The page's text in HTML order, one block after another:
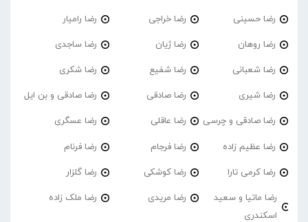
رضا حسینی رضا خراجی رضا رامیار
رضا روهان رضا ژیان رضا ساجدی
رضا شعبانی رضا شفیع رضا شکری
رضا شیری رضا صادقی رضا صادقی و بن ایل
رضا صادقی و چرسی رضا عاقلی رضا عسگری
رضا عظیم زاده رضا فرجام رضا فرنام
رضا کرمی تارا رضا کوشکی رضا گلزار
رضا ماتیا و سعید
اسکندری
رضا مریدی رضا ملک زاده